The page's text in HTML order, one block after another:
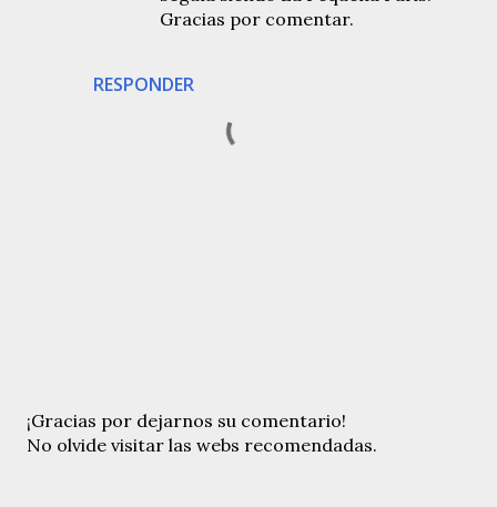
RESPONDER
Gracias por comentar.
Publicar
un
¡Gracias por dejarnos su comentario!
No olvide visitar las webs recomendadas.